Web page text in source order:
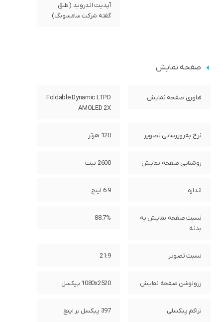
آپدیت اندروید (طبق
گفته شرکت سامسونگ)
صفحه نمایش
فناوری صفحه‌ نمایش
Foldable Dynamic LTPO
AMOLED 2X
نرخ به‌روزرسانی تصویر 120 هرتز
روشنایی صفحه نمایش 2600 نیت
اندازه 6.9 اینچ
نسبت صفحه‌ نمایش به
بدنه
88.7%
نسبت تصویر 21:9
رزولوشن صفحه نمایش 1080x2520 پیکسل
تراکم پیکسلی 397 پیکسل بر اینچ